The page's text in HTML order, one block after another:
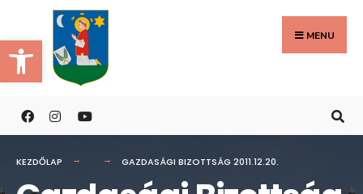
Eszköztár megnyitása
to
content
MENU
KEZDŐLAP GAZDASÁGI BIZOTTSÁG 2011.12.20.
Search